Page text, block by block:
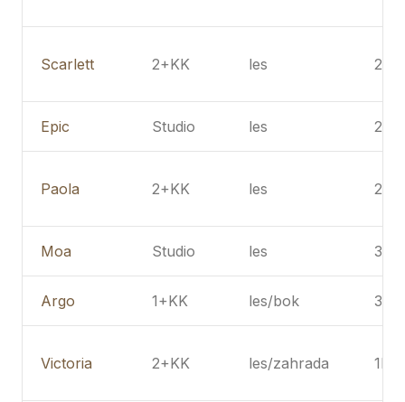
Scarlett 2+KK les 2NP
Epic Studio les 2NP
Paola 2+KK les 2NP
Moa Studio les 3NP
Argo 1+KK les/bok 3NP
Victoria 2+KK les/zahrada 1NP